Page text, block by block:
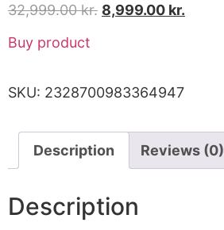
32,999.00kr. 8,999.00 kr.
Buy product
SKU: 2328700983364947
Description Reviews (0)
Description